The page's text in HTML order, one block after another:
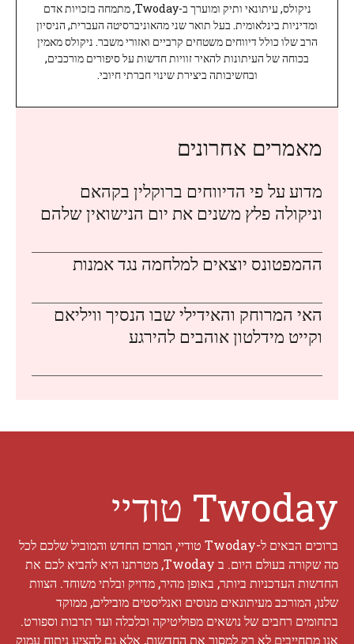
ניקולס, עיתונאי ותיק ומוערך ב-Twoday, מתמחה בזכויות אדם
ומדיניות בינלאומית. בעל תואר שני מהאוניברסיטה העברית, הניסיון
הרב שלו כולל דיווחים משטחים קרביים ואזורי משבר. ניקולס מאמין
בכוחה של העיתונות להאיר זוויות חדשות על סיפורים מורכבים,
ובחשיבותה ביצירת שינוי חברתי חיובי.
מאמרים אחרונים
מדוע על פי הדיווחים ברוקלין בקהאם
וניקולה פלץ משנים את יום הנישואין שלהם
ההמפטונס יוצאים למלחמה נגד אמנות
האי המרוחק והאידילי שבו הנסיך וויליאם
וקייט מידלטון אוהבים להירגע
Twoday טודיי
ברוכים הבאים ל-Twoday טודיי, המרכז החדש והמוביל שלכם לכל
מה שקורה בעולם היום. ב Twoday, מטרתנו היא להביא לכם את
החדשות העדכניות ביותר, באופן מהיר, מדויק ובלתי משוחד. הצוות
שלנו, המורכב מעיתונאים מנוסים ואנליסטים מובילים, ממוקד
בתחומים רחבים של נושאים מפוליטיקה וכלכלה ועד תרבות וספורט.
אנו מתחייבים לא רק למסור את החדשות, אלא גם להציע ניתוח עמוק